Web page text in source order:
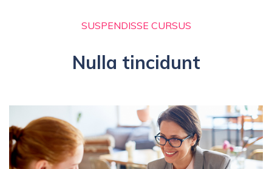
SUSPENDISSE CURSUS
Nulla tincidunt